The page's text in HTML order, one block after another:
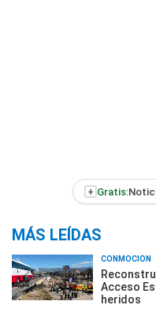
+ Gratis:
MÁS LEÍDAS
CONMOCIÓN
Acceso
heridos